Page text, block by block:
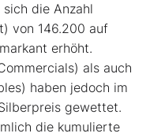
die Anzahl
von 146.200 auf
erhöht.
als auch
haben jedoch im
gewettet.
die kumulierte